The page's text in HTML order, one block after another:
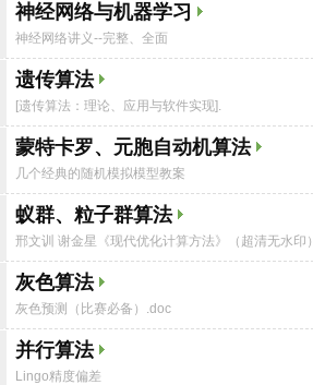
神经网络与机器学习
神经网络讲义--完整、全面
遗传算法
[遗传算法：理论、应用与软件实现].
蒙特卡罗、元胞自动机算法
几个经典的随机模拟模型教案
蚁群、粒子群算法
邢文训 谢金星《现代优化计算方法》（超清无水印）
灰色算法
灰色预测（比赛必备）.doc
并行算法
Lingo精度偏差